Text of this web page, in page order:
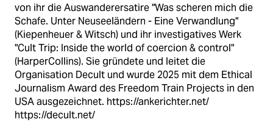
von ihr die Auswanderersatire "Was scheren mich die
Schafe. Unter Neuseeländern - Eine Verwandlung"
(Kiepenheuer & Witsch) und ihr investigatives Werk
"Cult Trip: Inside the world of coercion & control"
(HarperCollins). Sie gründete und leitet die
Organisation Decult und wurde 2025 mit dem Ethical
Journalism Award des Freedom Train Projects in den
USA ausgezeichnet. https://ankerichter.net/
https://decult.net/